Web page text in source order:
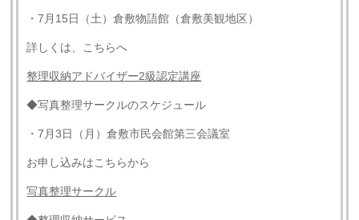
・7月15日（土）倉敷物語館（倉敷美観地区）
詳しくは、こちらへ
整理収納アドバイザー2級認定講座
◆写真整理サークルのスケジュール
・7月3日（月）倉敷市民会館第三会議室
お申し込みはこちらから
写真整理サークル